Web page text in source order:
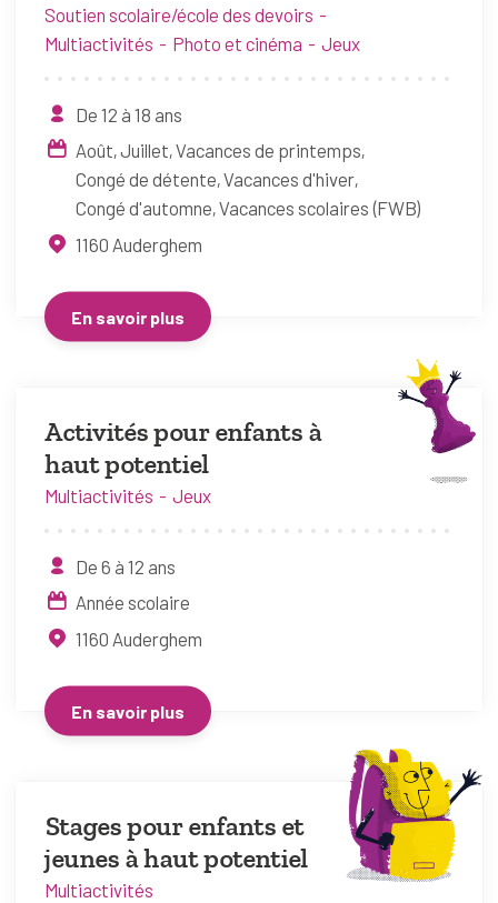
Soutien scolaire/école des devoirs
Multiactivités
Photo et cinéma Jeux
De 12 à 18 ans
Août Juillet Vacances de printemps
Congé de détente Vacances d'hiver
Congé d'automne Vacances scolaires (FWB)
1160 Auderghem
En savoir plus
Activités pour enfants à
haut potentiel
Multiactivités Jeux
De 6 à 12 ans
Année scolaire
1160 Auderghem
En savoir plus
Stages pour enfants et
jeunes à haut potentiel
Multiactivités